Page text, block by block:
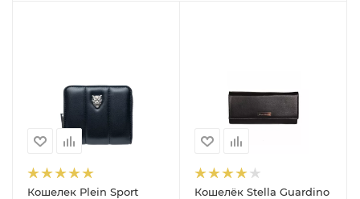
Кошелек Plein Sport
Кошелёк Stella Guardino